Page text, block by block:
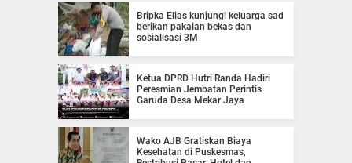
Bripka Elias kunjungi keluarga sad
berikan pakaian bekas dan
sosialisasi 3M
Ketua DPRD Hutri Randa Hadiri
Peresmian Jembatan Perintis
Garuda Desa Mekar Jaya
Wako AJB Gratiskan Biaya
Kesehatan di Puskesmas,